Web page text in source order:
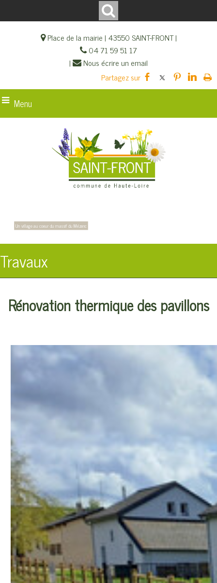
Place de la mairie | 43550 SAINT-FRONT |
04 71 59 51 17
|
Nous écrire un email
Menu
Un village au coeur du massif du Mézenc
Travaux
Rénovation thermique des pavillons